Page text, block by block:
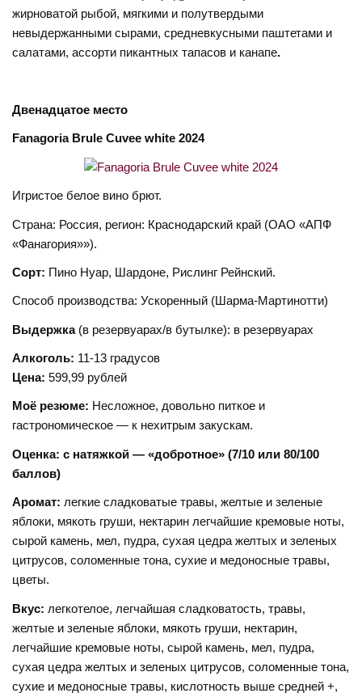
жирноватой рыбой, мягкими и полутвердыми
невыдержанными сырами, средневкусными паштетами и
салатами, ассорти пикантных тапасов и канапе.
Двенадцатое место
Fanagoria Brule Cuvee white 2024
Игристое белое вино брют.
Страна: Россия, регион: Краснодарский край (ОАО «АПФ
«Фанагория»»).
Сорт: Пино Нуар, Шардоне, Рислинг Рейнский.
Способ производства: Ускоренный (Шарма-Мартинотти)
Выдержка (в резервуарах/в бутылке): в резервуарах
Алкоголь: 11-13 градусов
Цена: 599,99 рублей
Моё резюме: Несложное, довольно питкое и
гастрономическое — к нехитрым закускам.
Оценка: с натяжкой — «добротное» (7/10 или 80/100
баллов)
Аромат: легкие сладковатые травы, желтые и зеленые
яблоки, мякоть груши, нектарин легчайшие кремовые ноты,
сырой камень, мел, пудра, сухая цедра желтых и зеленых
цитрусов, соломенные тона, сухие и медоносные травы,
цветы.
Вкус: легкотелое, легчайшая сладковатость, травы,
желтые и зеленые яблоки, мякоть груши, нектарин,
легчайшие кремовые ноты, сырой камень, мел, пудра,
сухая цедра желтых и зеленых цитрусов, соломенные тона,
сухие и медоносные травы, кислотность выше средней +,